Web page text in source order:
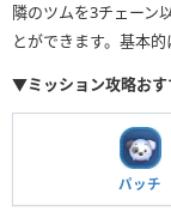
隣のツムを3チェーン
とができます。基本的
▼ミッション攻略おす
パッチ